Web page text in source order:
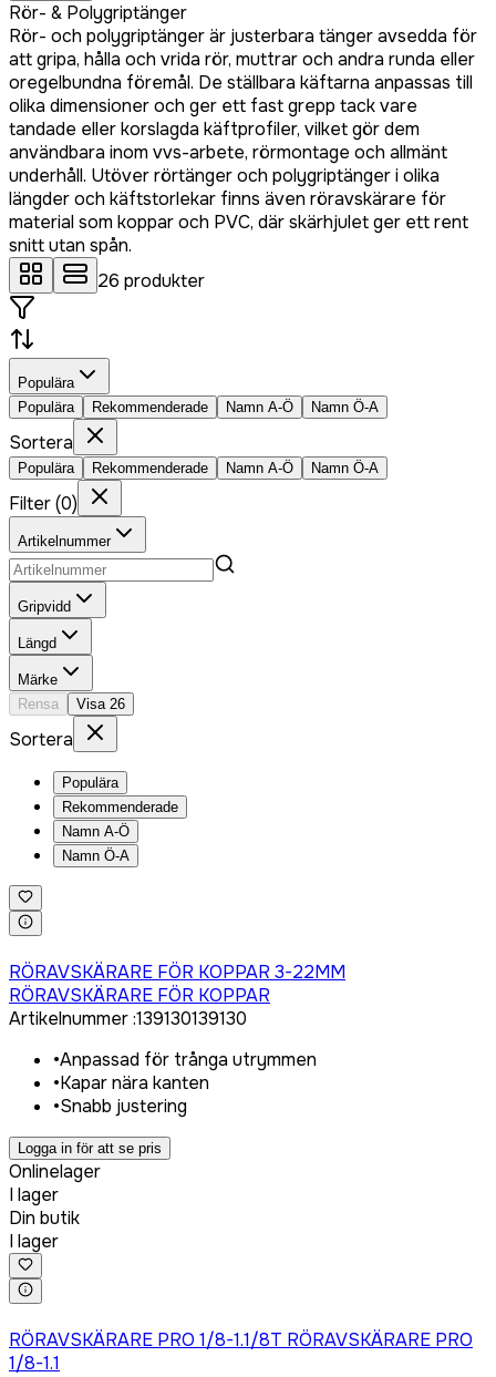
Rör- & Polygriptänger
Rör- och polygriptänger är justerbara tänger avsedda för
att gripa, hålla och vrida rör, muttrar och andra runda eller
oregelbundna föremål. De ställbara käftarna anpassas till
olika dimensioner och ger ett fast grepp tack vare
tandade eller korslagda käftprofiler, vilket gör dem
användbara inom vvs-arbete, rörmontage och allmänt
underhåll. Utöver rörtänger och polygriptänger i olika
längder och käftstorlekar finns även röravskärare för
material som koppar och PVC, där skärhjulet ger ett rent
snitt utan spån.
26 produkter
Populära
Populära
Rekommenderade Namn A-Ö Namn Ö-A
Sortera
Populära Rekommenderade Namn A-Ö Namn Ö-A
Filter(0)
Artikelnummer
Gripvidd
Längd
Märke
Rensa
Visa 26
Sortera
Populära
Rekommenderade
Namn A-Ö
Namn Ö-A
RÖRAVSKÄRARE FÖR KOPPAR 3-22MM
RÖRAVSKÄRARE FÖR KOPPAR
Artikelnummer:139130139130
•Anpassad för trånga utrymmen
•Kapar nära kanten
•Snabb justering
Logga in för att se pris
Onlinelager
I lager
Din butik
I lager
RÖRAVSKÄRARE PRO 1/8-1.1/8T RÖRAVSKÄRARE PRO
1/8-1.1